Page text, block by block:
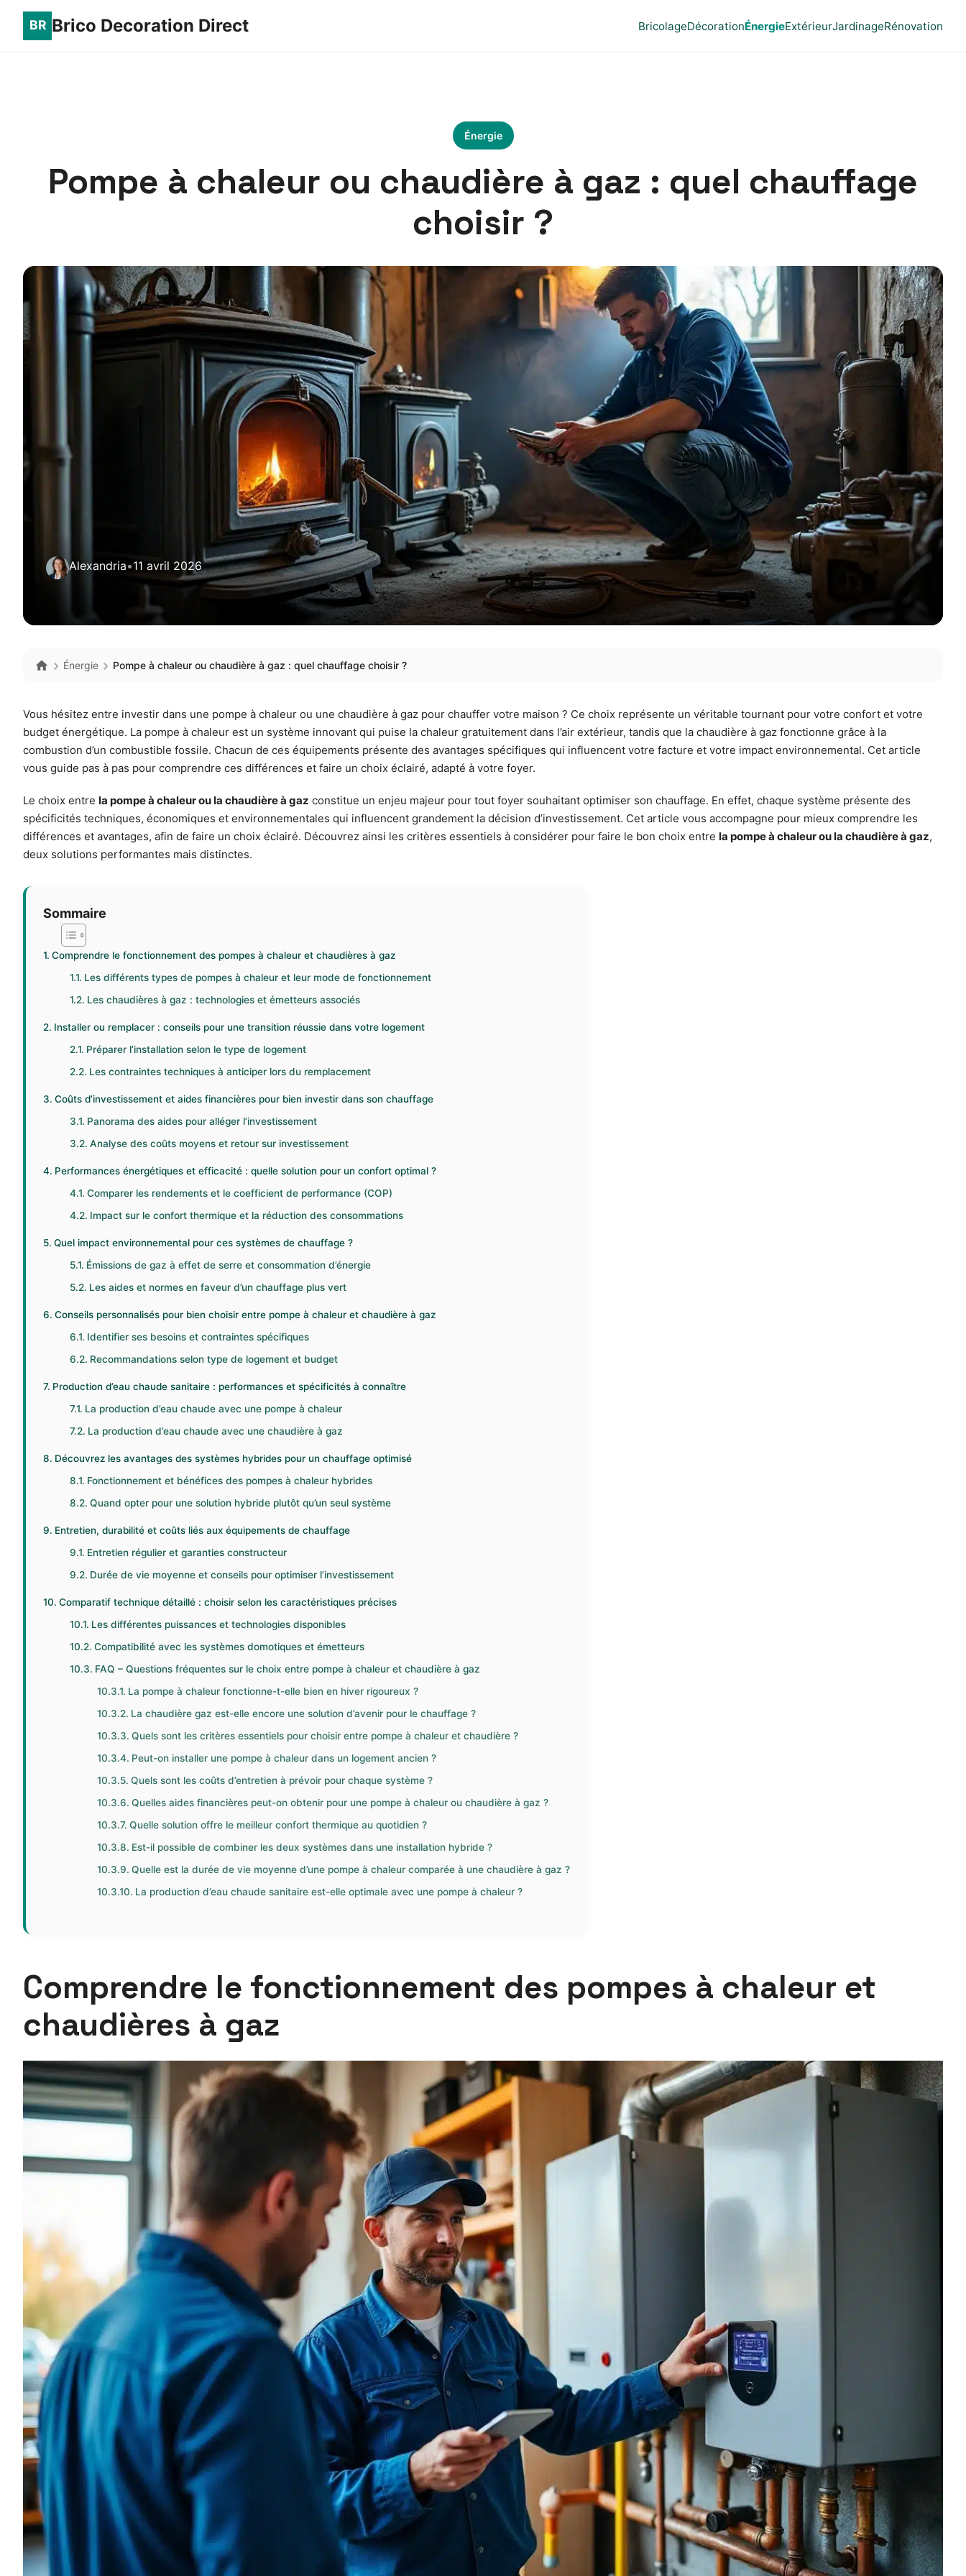
Brico Decoration Direct BricolageDécorationÉnergieExtérieurJardinageRénovation
Énergie
Pompe à chaleur ou chaudière à gaz : quel chauffage
choisir ?
Alexandria•11 avril 2026
Énergie Pompe à chaleur ou chaudière à gaz : quel chauffage choisir ?
Vous hésitez entre investir dans une pompe à chaleur ou une chaudière à gaz pour chauffer votre maison ? Ce choix représente un véritable tournant pour votre confort et votre
budget énergétique. La pompe à chaleur est un système innovant qui puise la chaleur gratuitement dans l’air extérieur, tandis que la chaudière à gaz fonctionne grâce à la
combustion d’un combustible fossile. Chacun de ces équipements présente des avantages spécifiques qui influencent votre facture et votre impact environnemental. Cet article
vous guide pas à pas pour comprendre ces différences et faire un choix éclairé, adapté à votre foyer.
Le choix entre la pompe à chaleur ou la chaudière à gaz constitue un enjeu majeur pour tout foyer souhaitant optimiser son chauffage. En effet, chaque système présente des
spécificités techniques, économiques et environnementales qui influencent grandement la décision d’investissement. Cet article vous accompagne pour mieux comprendre les
différences et avantages, afin de faire un choix éclairé. Découvrez ainsi les critères essentiels à considérer pour faire le bon choix entre la pompe à chaleur ou la chaudière à gaz,
deux solutions performantes mais distinctes.
Sommaire
Comprendre le fonctionnement des pompes à chaleur et chaudières à gaz
Les différents types de pompes à chaleur et leur mode de fonctionnement
Les chaudières à gaz : technologies et émetteurs associés
Installer ou remplacer : conseils pour une transition réussie dans votre logement
Préparer l’installation selon le type de logement
Les contraintes techniques à anticiper lors du remplacement
Coûts d’investissement et aides financières pour bien investir dans son chauffage
Panorama des aides pour alléger l’investissement
Analyse des coûts moyens et retour sur investissement
Performances énergétiques et efficacité : quelle solution pour un confort optimal ?
Comparer les rendements et le coefficient de performance (COP)
Impact sur le confort thermique et la réduction des consommations
Quel impact environnemental pour ces systèmes de chauffage ?
Émissions de gaz à effet de serre et consommation d’énergie
Les aides et normes en faveur d’un chauffage plus vert
Conseils personnalisés pour bien choisir entre pompe à chaleur et chaudière à gaz
Identifier ses besoins et contraintes spécifiques
Recommandations selon type de logement et budget
Production d’eau chaude sanitaire : performances et spécificités à connaître
La production d’eau chaude avec une pompe à chaleur
La production d’eau chaude avec une chaudière à gaz
Découvrez les avantages des systèmes hybrides pour un chauffage optimisé
Fonctionnement et bénéfices des pompes à chaleur hybrides
Quand opter pour une solution hybride plutôt qu’un seul système
Entretien, durabilité et coûts liés aux équipements de chauffage
Entretien régulier et garanties constructeur
Durée de vie moyenne et conseils pour optimiser l’investissement
Comparatif technique détaillé : choisir selon les caractéristiques précises
Les différentes puissances et technologies disponibles
Compatibilité avec les systèmes domotiques et émetteurs
FAQ – Questions fréquentes sur le choix entre pompe à chaleur et chaudière à gaz
La pompe à chaleur fonctionne-t-elle bien en hiver rigoureux ?
La chaudière gaz est-elle encore une solution d’avenir pour le chauffage ?
Quels sont les critères essentiels pour choisir entre pompe à chaleur et chaudière ?
Peut-on installer une pompe à chaleur dans un logement ancien ?
Quels sont les coûts d’entretien à prévoir pour chaque système ?
Quelles aides financières peut-on obtenir pour une pompe à chaleur ou chaudière à gaz ?
Quelle solution offre le meilleur confort thermique au quotidien ?
Est-il possible de combiner les deux systèmes dans une installation hybride ?
Quelle est la durée de vie moyenne d’une pompe à chaleur comparée à une chaudière à gaz ?
La production d’eau chaude sanitaire est-elle optimale avec une pompe à chaleur ?
Comprendre le fonctionnement des pompes à chaleur et
chaudières à gaz